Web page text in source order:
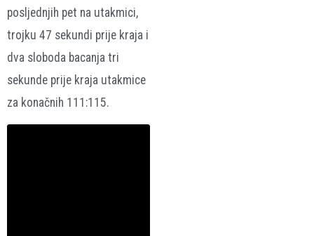
posljednjih pet na utakmici,
trojku 47 sekundi prije kraja i
dva sloboda bacanja tri
sekunde prije kraja utakmice
za konačnih 111:115.